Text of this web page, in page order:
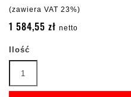
(zawiera VAT 23%)
1 584,55 zł netto
Ilość